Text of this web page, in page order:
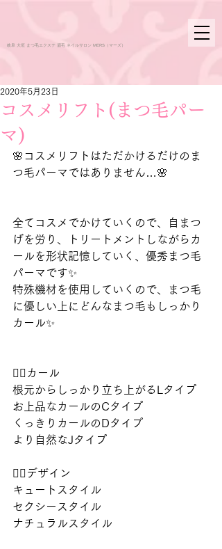
岐阜 大垣 まつ毛エクステ 眉毛 ネイルサロン MERS（マーズ）
コスメリフト(まつ毛パー
マ)
2020年5月23日
🌸コスメリフトはただかけるだけのま
つ毛パーマではありません…🌸
全てコスメでかけていくので、自まつ
げを労り、トリートメントしながらカ
ールを形状記憶していく、優秀まつ毛
パーマです✨
特殊機材を使用していくので、まつ毛
に優しい上にどんなまつ毛もしっかり
カール✨
🧚‍♀️カール
根元からしっかり立ち上がるLタイプ
お上品なカールのCタイプ
くっきりカールのDタイプ
より自然なJタイプ
🧚‍♀️デザイン
キュートスタイル
セクシースタイル
ナチュラルスタイル